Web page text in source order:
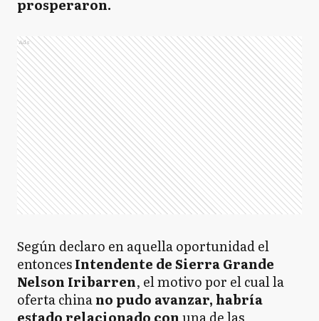
prosperaron.
Ads
Según declaro en aquella oportunidad el
entoncesIntendente de Sierra Grande
Nelson Iribarren, el motivo por el cual la
oferta chinano pudo avanzar, habría
estado relacionado con una de las